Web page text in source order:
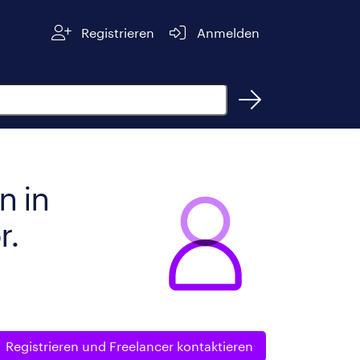
Registrieren Anmelden
in
Registrieren und Freelancer kontaktieren